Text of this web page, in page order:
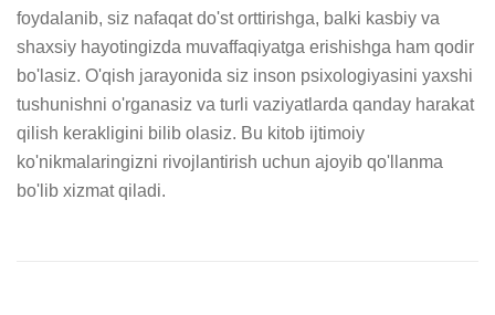
foydalanib, siz nafaqat do'st orttirishga, balki kasbiy va
shaxsiy hayotingizda muvaffaqiyatga erishishga ham qodir
bo'lasiz. O'qish jarayonida siz inson psixologiyasini yaxshi
tushunishni o'rganasiz va turli vaziyatlarda qanday harakat
qilish kerakligini bilib olasiz. Bu kitob ijtimoiy
ko'nikmalaringizni rivojlantirish uchun ajoyib qo'llanma
bo'lib xizmat qiladi.